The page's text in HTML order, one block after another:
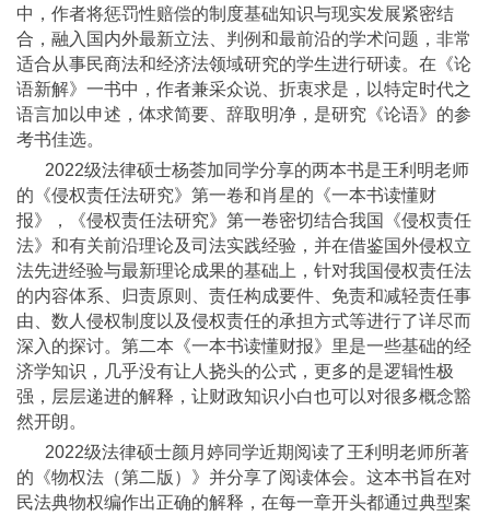
中，作者将惩罚性赔偿的制度基础知识与现实发展紧密结
合，融入国内外最新立法、判例和最前沿的学术问题，非常
适合从事民商法和经济法领域研究的学生进行研读。在《论
语新解》一书中，作者兼采众说、折衷求是，以特定时代之
语言加以申述，体求简要、辞取明净，是研究《论语》的参
考书佳选。
2022级法律硕士杨荟加同学分享的两本书是王利明老师
的《侵权责任法研究》第一卷和肖星的《一本书读懂财
报》，《侵权责任法研究》第一卷密切结合我国《侵权责任
法》和有关前沿理论及司法实践经验，并在借鉴国外侵权立
法先进经验与最新理论成果的基础上，针对我国侵权责任法
的内容体系、归责原则、责任构成要件、免责和减轻责任事
由、数人侵权制度以及侵权责任的承担方式等进行了详尽而
深入的探讨。第二本《一本书读懂财报》里是一些基础的经
济学知识，几乎没有让人挠头的公式，更多的是逻辑性极
强，层层递进的解释，让财政知识小白也可以对很多概念豁
然开朗。
2022级法律硕士颜月婷同学近期阅读了王利明老师所著
的《物权法（第二版）》并分享了阅读体会。这本书旨在对
民法典物权编作出正确的解释，在每一章开头都通过典型案